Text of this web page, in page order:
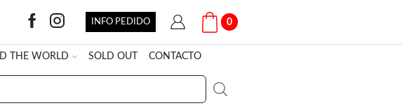
INFO PEDIDO 0
THE WORLD SOLD OUT CONTACTO